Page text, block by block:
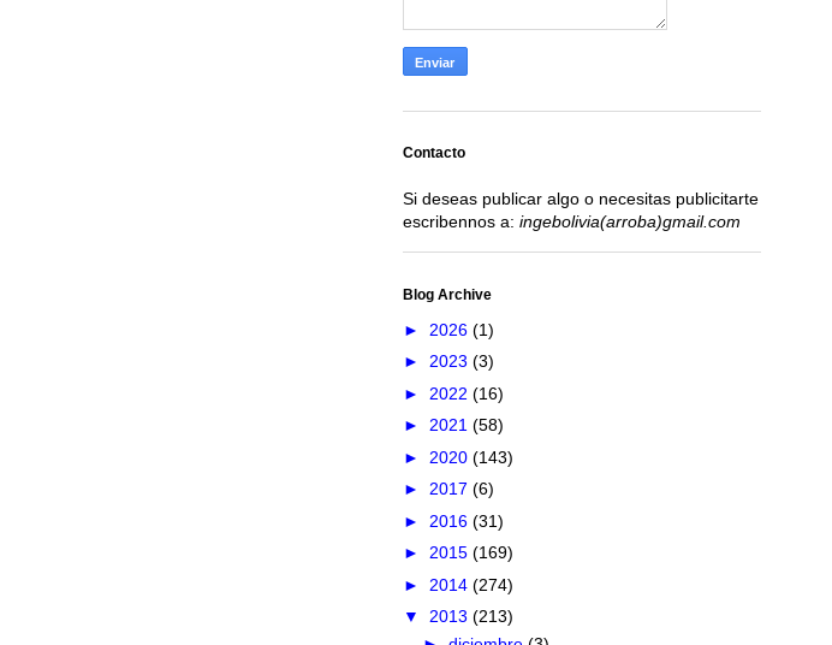
Contacto
Si deseas publicar algo o necesitas publicitarte
escribennos a: ingebolivia(arroba)gmail.com
Blog Archive
► 2026 (1)
► 2023 (3)
► 2022 (16)
► 2021 (58)
► 2020 (143)
► 2017 (6)
► 2016 (31)
► 2015 (169)
► 2014 (274)
▼ 2013 (213)